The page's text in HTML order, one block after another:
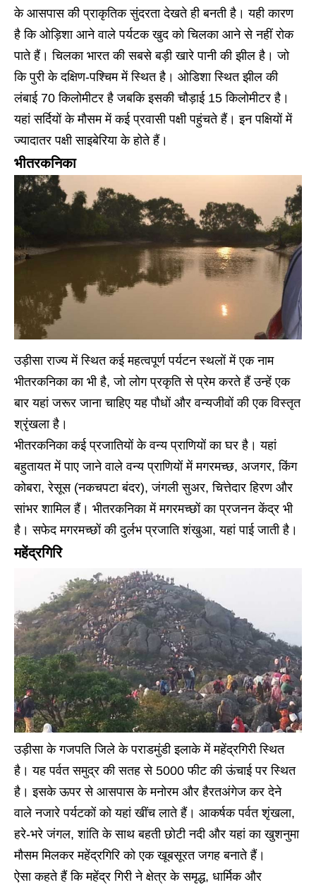
के आसपास की प्राकृतिक सुंदरता देखते ही बनती है। यही कारण
है कि ओड़िशा आने वाले पर्यटक खुद को चिलका आने से नहीं रोक
पाते हैं। चिलका भारत की सबसे बड़ी खारे पानी की झील है। जो
कि पुरी के दक्षिण-पश्चिम में स्थित है। ओडिशा स्थित झील की
लंबाई 70 किलोमीटर है जबकि इसकी चौड़ाई 15 किलोमीटर है।
यहां सर्दियों के मौसम में कई प्रवासी पक्षी पहुंचते हैं। इन पक्षियों में
ज्यादातर पक्षी साइबेरिया के होते हैं।
भीतरकनिका
उड़ीसा राज्य में स्थित कई महत्वपूर्ण पर्यटन स्थलों में एक नाम
भीतरकनिका का भी है, जो लोग प्रकृति से प्रेम करते हैं उन्हें एक
बार यहां जरूर जाना चाहिए यह पौधों और वन्यजीवों की एक विस्तृत
श्रृंखला है।
भीतरकनिका कई प्रजातियों के वन्य प्राणियों का घर है। यहां
बहुतायत में पाए जाने वाले वन्य प्राणियों में मगरमच्छ, अजगर, किंग
कोबरा, रेसूस (नकचपटा बंदर), जंगली सुअर, चित्तेदार हिरण और
सांभर शामिल हैं। भीतरकनिका में मगरमच्छों का प्रजनन केंद्र भी
है। सफेद मगरमच्छों की दुर्लभ प्रजाति शंखुआ, यहां पाई जाती है।
महेंद्रगिरि
उड़ीसा के गजपति जिले के पराडमुंडी इलाके में महेंद्रगिरी स्थित
है। यह पर्वत समुद्र की सतह से 5000 फीट की ऊंचाई पर स्थित
है। इसके ऊपर से आसपास के मनोरम और हैरतअंगेज कर देने
वाले नजारे पर्यटकों को यहां खींच लाते हैं। आकर्षक पर्वत शृंखला,
हरे-भरे जंगल, शांति के साथ बहती छोटी नदी और यहां का खुशनुमा
मौसम मिलकर महेंद्रगिरि को एक खूबसूरत जगह बनाते हैं।
ऐसा कहते हैं कि महेंद्र गिरी ने क्षेत्र के समृद्ध, धार्मिक और